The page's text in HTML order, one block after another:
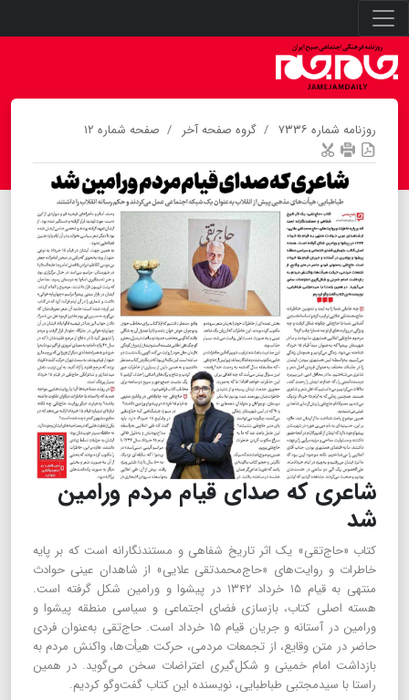
روزنامه شماره ۷۳۳۶ گروه صفحه آخر صفحه شماره ۱۲
شاعری که صدای قیام مردم ورامین
شد
کتاب «حاج‌تقی» یک اثر تاریخ شفاهی و مستندنگارانه است که بر پایه
خاطرات و روایت‌های «حاج‌محمدتقی علایی» از شاهدان عینی حوادث
منتهی به قیام ۱۵ خرداد ۱۳۴۲ در پیشوا و ورامین شکل گرفته است.
هسته اصلی کتاب، بازسازی فضای اجتماعی و سیاسی منطقه پیشوا و
ورامین در آستانه و جریان قیام ۱۵ خرداد است. حاج‌تقی به‌عنوان فردی
حاضر در متن وقایع، از تجمعات مردمی، حرکت هیأت‌ها، واکنش مردم به
بازداشت امام خمینی و شکل‌گیری اعتراضات سخن می‌گوید. در همین
راستا با سیدمجتبی طباطبایی، نویسنده این کتاب گفت‌وگو کردیم.